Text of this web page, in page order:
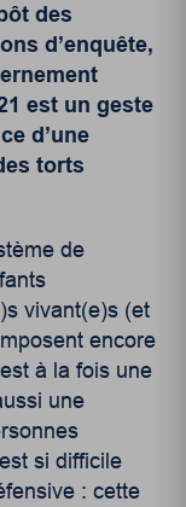
des
d’enquête,
est un geste
d’une
torts
de
vivant(e)s (et
encore
à la fois une
une
si difficile
: cette